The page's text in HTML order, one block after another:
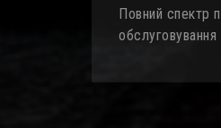
Повний спектр
обслуговування